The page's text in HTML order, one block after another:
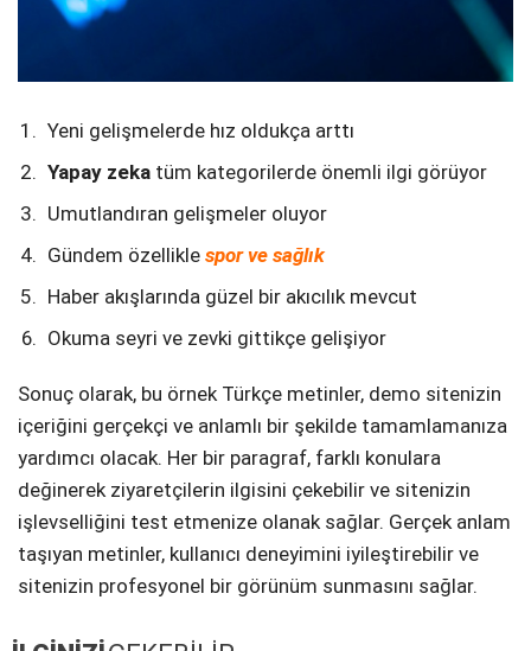
Yeni gelişmelerde hız oldukça arttı
Yapay zeka tüm kategorilerde önemli ilgi görüyor
Umutlandıran gelişmeler oluyor
Gündem özellikle spor ve sağlık
Haber akışlarında güzel bir akıcılık mevcut
Okuma seyri ve zevki gittikçe gelişiyor
Sonuç olarak, bu örnek Türkçe metinler, demo sitenizin
içeriğini gerçekçi ve anlamlı bir şekilde tamamlamanıza
yardımcı olacak. Her bir paragraf, farklı konulara
değinerek ziyaretçilerin ilgisini çekebilir ve sitenizin
işlevselliğini test etmenize olanak sağlar. Gerçek anlam
taşıyan metinler, kullanıcı deneyimini iyileştirebilir ve
sitenizin profesyonel bir görünüm sunmasını sağlar.